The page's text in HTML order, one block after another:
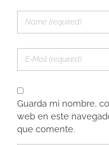
Guarda mi nombre,
web en este
que comente.